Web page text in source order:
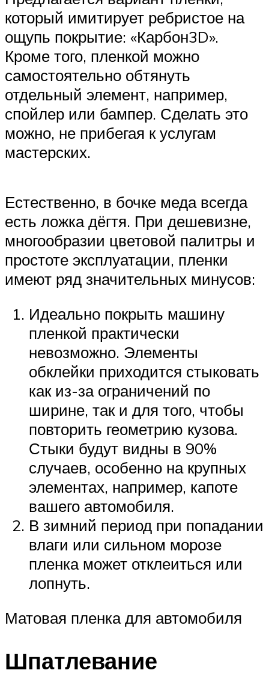
который имитирует ребристое на
ощупь покрытие: «Карбон3D».
Кроме того, пленкой можно
самостоятельно обтянуть
отдельный элемент, например,
спойлер или бампер. Сделать это
можно, не прибегая к услугам
мастерских.
Естественно, в бочке меда всегда
есть ложка дёгтя. При дешевизне,
многообразии цветовой палитры и
простоте эксплуатации, пленки
имеют ряд значительных минусов:
Идеально покрыть машину
пленкой практически
невозможно. Элементы
обклейки приходится стыковать
как из-за ограничений по
ширине, так и для того, чтобы
повторить геометрию кузова.
Стыки будут видны в 90%
случаев, особенно на крупных
элементах, например, капоте
вашего автомобиля.
В зимний период при попадании
влаги или сильном морозе
пленка может отклеиться или
лопнуть.
Матовая пленка для автомобиля
Шпатлевание